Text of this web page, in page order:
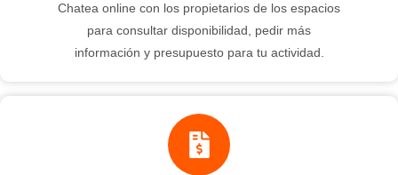
Chatea online con los propietarios de los espacios
para consultar disponibilidad, pedir más
información y presupuesto para tu actividad.